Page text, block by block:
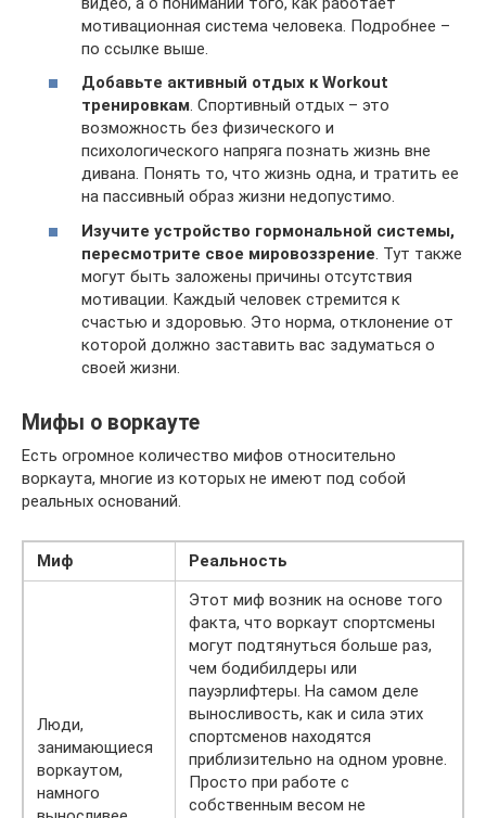
мотивационная система человека. Подробнее –
по ссылке выше.
Добавьте активный отдых к Workout
тренировкам. Спортивный отдых – это
возможность без физического и
психологического напряга познать жизнь вне
дивана. Понять то, что жизнь одна, и тратить ее
на пассивный образ жизни недопустимо.
Изучите устройство гормональной системы,
пересмотрите свое мировоззрение. Тут также
могут быть заложены причины отсутствия
мотивации. Каждый человек стремится к
счастью и здоровью. Это норма, отклонение от
которой должно заставить вас задуматься о
своей жизни.
Мифы о воркауте
Есть огромное количество мифов относительно
воркаута, многие из которых не имеют под собой
реальных оснований.
Миф Реальность
Люди,
занимающиеся
воркаутом,
намного
Этот миф возник на основе того
факта, что воркаут спортсмены
могут подтянуться больше раз,
чем бодибилдеры или
пауэрлифтеры. На самом деле
выносливость, как и сила этих
спортсменов находятся
приблизительно на одном уровне.
Просто при работе с
собственным весом не